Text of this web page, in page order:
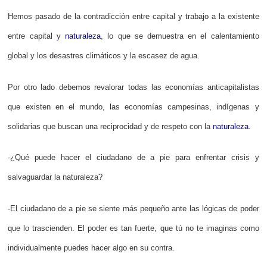
Hemos pasado de la contradicción entre capital y trabajo a la existente
entre capital ynaturaleza, lo que se demuestra en el calentamiento
global y los desastres climáticos y la escasez de agua.
Por otro lado debemos revalorar todas las economías anticapitalistas
que existen en el mundo, las economías campesinas, indígenas y
solidarias que buscan una reciprocidad y de respeto con lanaturaleza
-¿Qué puede hacer el ciudadano de a pie para enfrentar crisis y
salvaguardar la naturaleza?
-El ciudadano de a pie se siente más pequeño ante las lógicas de poder
que lo trascienden. El poder es tan fuerte, que tú no te imaginas como
individualmente puedes hacer algo en su contra.